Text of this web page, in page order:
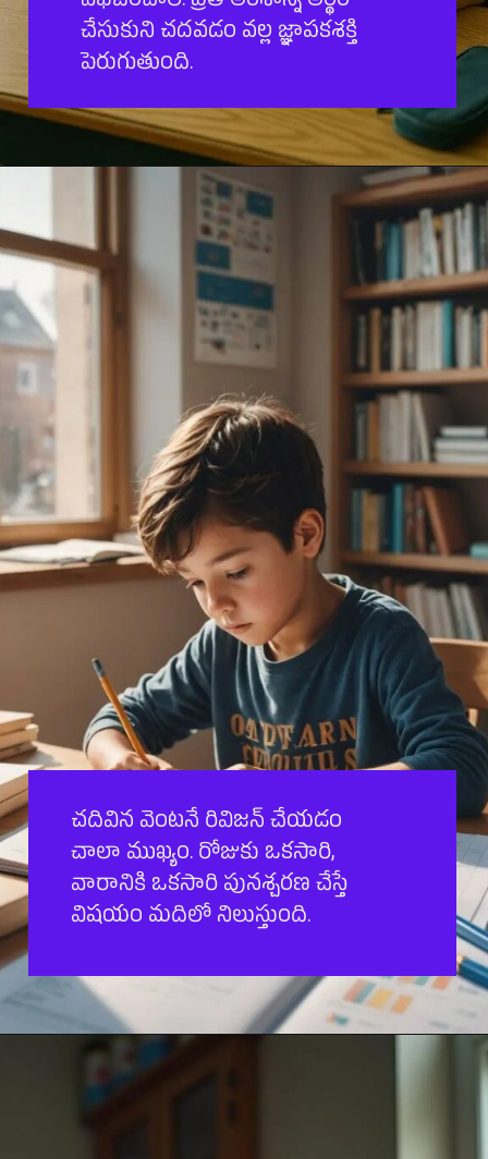
చేసుకుని చదవడం వల్ల జ్ఞాపకశక్తి
పెరుగుతుంది.
చదివిన వెంటనే రివిజన్ చేయడం
చాలా ముఖ్యం. రోజుకు ఒకసారి,
వారానికి ఒకసారి పునశ్చరణ చేస్తే
విషయం మదిలో నిలుస్తుంది.